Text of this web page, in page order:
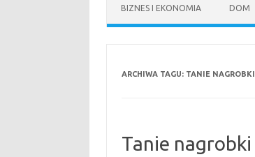
BIZNES I EKONOMIA DOM
ARCHIWA TAGU: TANIE NAGROBKI
Tanie nagrobki